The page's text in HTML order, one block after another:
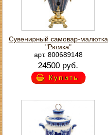
Сувенирный самовар-малютка
"Рюмка"
арт. 800689148
24500 руб.
Купить